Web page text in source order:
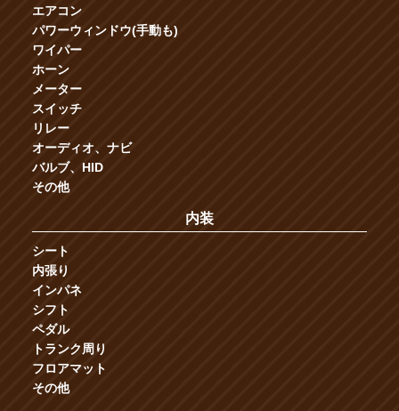
エアコン
パワーウィンドウ(手動も)
ワイパー
ホーン
メーター
スイッチ
リレー
オーディオ、ナビ
バルブ、HID
その他
内装
シート
内張り
インパネ
シフト
ペダル
トランク周り
フロアマット
その他